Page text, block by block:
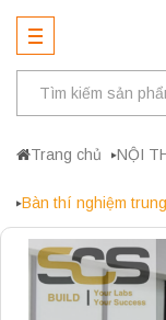
Trang chủ NỘI
Bàn thí nghiệm